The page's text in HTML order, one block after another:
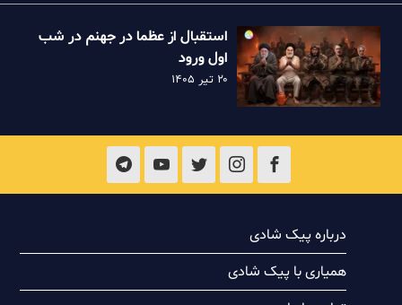
استقبال از عظما در جهنم در شب
اول ورود
۲۰ تیر ۱۴۰۵
درباره پیک شادی
همیاری با پیک شادی